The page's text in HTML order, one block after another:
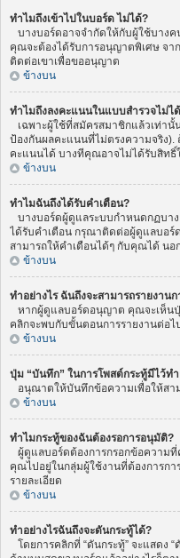
ทำไมถึงเข้าไปในบอร์ด ไม่ได้?
บางบอร์ดอาจจำกัดให้กับผู้ใช้บางค
คุณจะต้องได้รับการอนุญาตพิเศษ จา
ติดต่อเขาเพื่อขออนุญาต
ข้างบน
ทำไมถึงลงคะแนนในแบบสำรวจไม่ไ
เฉพาะผู้ใช้ที่สมัครสมาชิกแล้วเท่านั้
ป้องกันผลคะแนนที่ไม่ตรงความจริง
คะแนนได้ บางทีคุณอาจไม่ได้รับสิทธิ์
ข้างบน
ทำไมฉันถึงได้รับคำเตือน?
บางบอร์ดผู้ดูแลระบบกำหนดกฏบา
ได้รับคำเตือน กรุณาติดต่อผู้ดูแลบอร์
สามารถให้คำเตือนได้ๆ กับคุณได้ นอ
ข้างบน
ทำอย่างไร ฉันถึงจะสามารถรายงาน
หากผู้ดูแลบอร์ดอนุญาต คุณจะเห็น
คลิกจะพบกับขั้นตอนการรายงานต่อไป
ข้างบน
ปุ่ม “บันทึก” ในการโพสต์กระทู้มีไว้ทำ
อนุณาตให้บันทึกข้อความเพื่อให้สา
ข้างบน
ทำไมกระทู้ของฉันต้องรอการอนุมัติ?
ผู้ดูแลบอร์ดต้องการกรอกข้อความ
คุณไปอยู่ในกลุ่มผู้ใช้งานที่ต้องการก
รายละเอียด
ข้างบน
ทำอย่างไรฉันถึงจะดันกระทู้ได้?
โดยการคลิกที่ “ดันกระทู้” จะแสดง